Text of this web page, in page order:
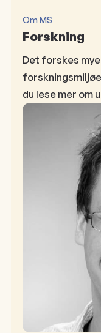
Om MS
Forskning
Det forskes
du lese mer om